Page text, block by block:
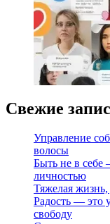
Свежие
Управление
волосы
Быть не в себе
личностью
Тяжелая
Радость — это
свободу